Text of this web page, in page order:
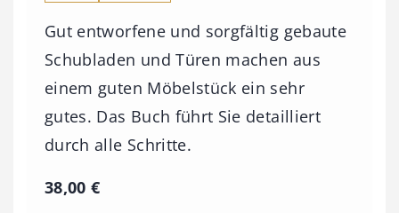
Gut entworfene und sorgfältig gebaute
Schubladen und Türen machen aus
einem guten Möbelstück ein sehr
gutes. Das Buch führt Sie detailliert
durch alle Schritte.
38,00€